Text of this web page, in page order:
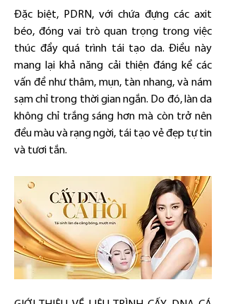
Đặc biệt, PDRN, với chứa đựng các axit
béo, đóng vai trò quan trọng trong việc
thúc đẩy quá trình tái tạo da. Điều này
mang lại khả năng cải thiện đáng kể các
vấn đề như thâm, mụn, tàn nhang, và nám
sạm chỉ trong thời gian ngắn. Do đó, làn da
không chỉ trắng sáng hơn mà còn trở nên
đều màu và rạng ngời, tái tạo vẻ đẹp tự tin
và tươi tắn.